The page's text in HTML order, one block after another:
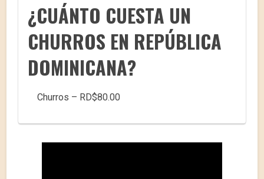
¿CUÁNTO CUESTA UN
CHURROS EN REPÚBLICA
DOMINICANA?
Churros – RD$80.00